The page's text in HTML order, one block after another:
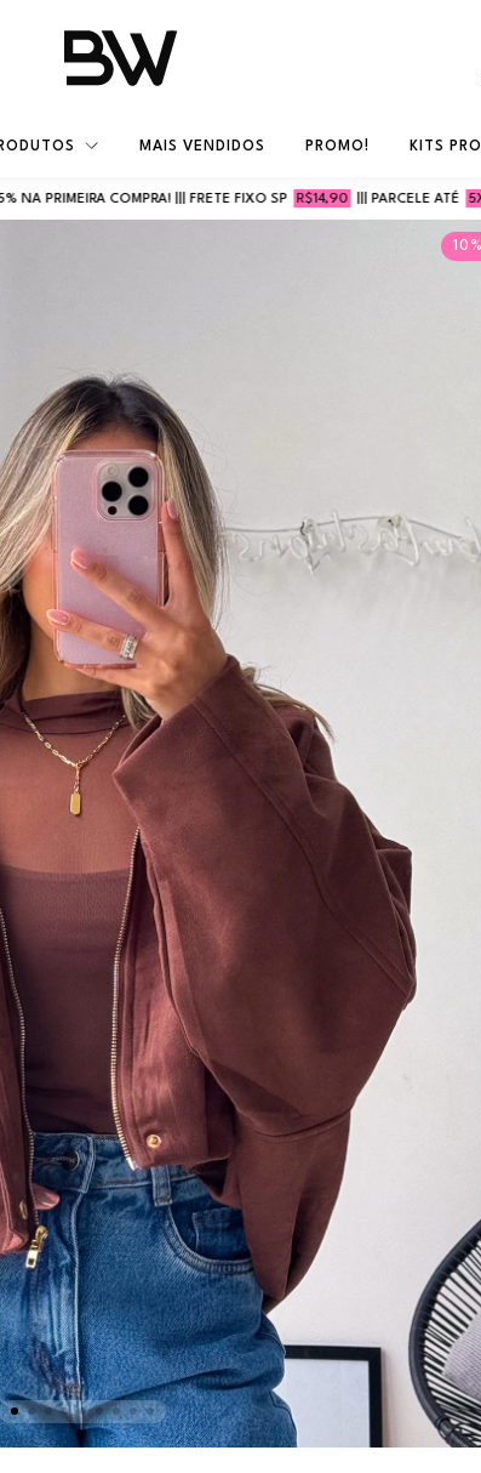
MAIS VENDIDOS PROMO! KITS
||| FRETE FIXO SP R$14,90 ||| PARCELE ATÉ 5X SEM JUROS |||
10 %